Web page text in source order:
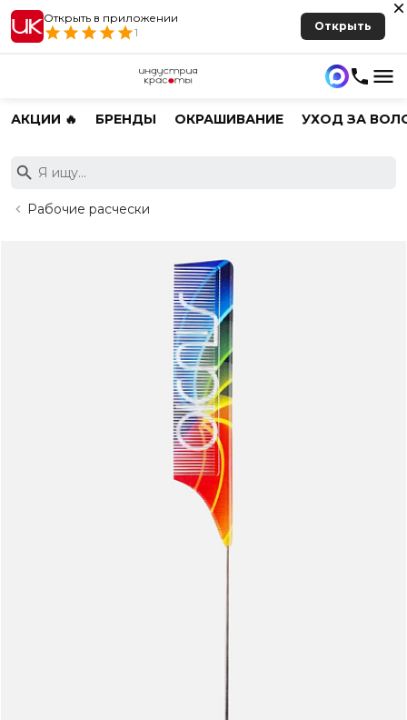
Открыть в приложении
1
Открыть
АКЦИИ 🔥 БРЕНДЫ ОКРАШИВАНИЕ УХОД ЗА
Рабочие расчески